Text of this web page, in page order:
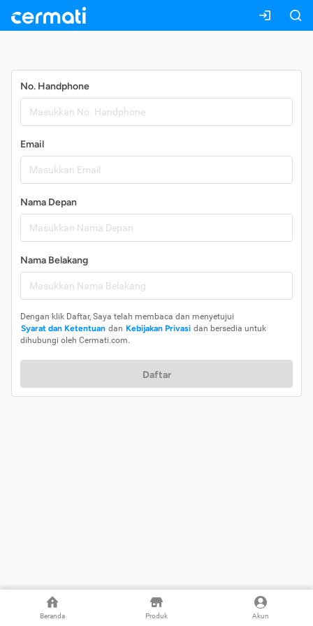
Beranda Produk Akun
No. Handphone
Email
Nama Depan
Nama Belakang
Dengan klik Daftar, Saya telah membaca dan menyetujui
Syarat dan Ketentuan dan Kebijakan Privasi dan bersedia untuk
dihubungi oleh Cermati.com.
Daftar